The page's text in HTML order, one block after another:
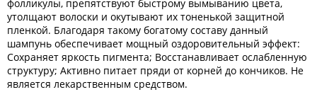
фолликулы, препятствуют быстрому вымыванию цвета,
утолщают волоски и окутывают их тоненькой защитной
пленкой. Благодаря такому богатому составу данный
шампунь обеспечивает мощный оздоровительный эффект:
Сохраняет яркость пигмента; Восстанавливает ослабленную
структуру; Активно питает пряди от корней до кончиков. Не
является лекарственным средством.